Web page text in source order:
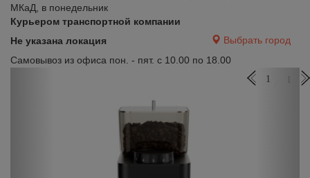
МКаД, в понедельник
Курьером транспортной компании
Не указана локация
Выбрать город
Самовывоз из офиса пон. - пят. с 10.00 по 18.00
Next
1